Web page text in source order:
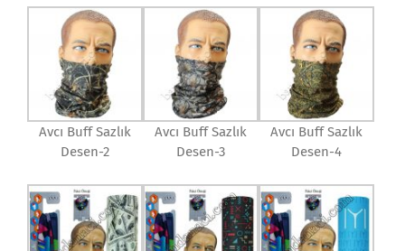
Avcı Buff Sazlık
Desen-2
Avcı Buff Sazlık
Desen-3
Avcı Buff Sazlık
Desen-4